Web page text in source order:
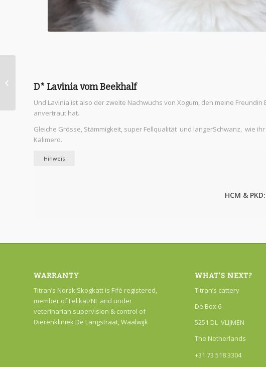
D* Lavinia vom Beekhalf
Und Lavinia ist also der zweite Nachwuchs von Xogum, den meine Freundin
anvertraut hat.
Gleiche Grösse, Stämmigkeit, super Fellqualität und langerSchwanz, wie
Kalimero.
Hinweis
HCM &
WARRANTY
Titran’s Norsk Skogkatt is Fifé registered,
member of Felikat/NL and under
veterinarian supervision & control of
Dierenkliniek De Langstraat, Waalwijk
WHAT’S NEXT?
Titran’s cattery
De Box 6
5251 DL VLIJMEN
The Netherlands
+31 73 518 3304
Beekhalf